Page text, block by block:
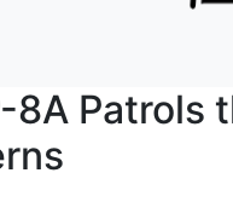
8A Patrols